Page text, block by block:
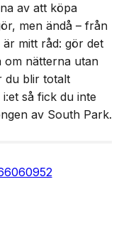
av att köpa
men ändå – från
mitt råd: gör det
om nätterna utan
du blir totalt
så fick du inte
av South Park.